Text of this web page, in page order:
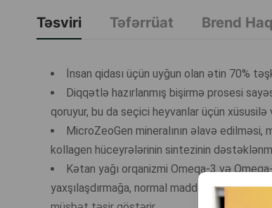
Təsviri Təfərrüat Brend
İnsan qidası üçün uyğun olan ətin 70%
Diqqətlə hazırlanmış bişirmə prosesi
qoruyur, bu da seçici heyvanlar üçün xüsusilə
MicroZeoGen mineralının əlavə edilməsi,
kollagen hüceyrələrinin sintezinin
Kətan yağı orqanizmi Omeqa-3 və
yaxşılaşdırmağa, normal maddələr